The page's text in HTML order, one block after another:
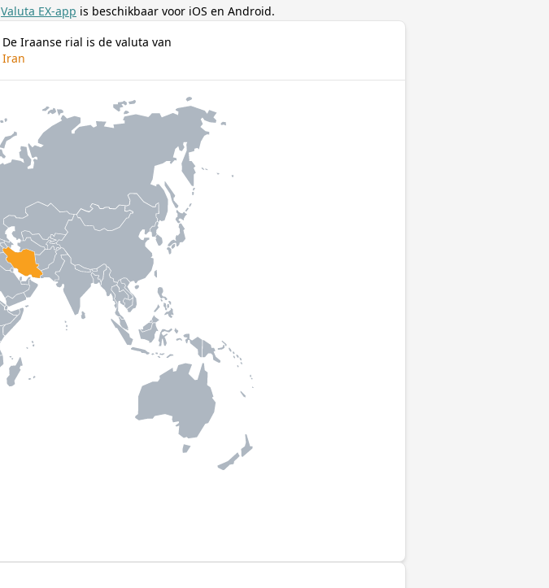
Valuta EX-app is beschikbaar voor iOS en Android.
De Iraanse rial is de valuta van
Iran